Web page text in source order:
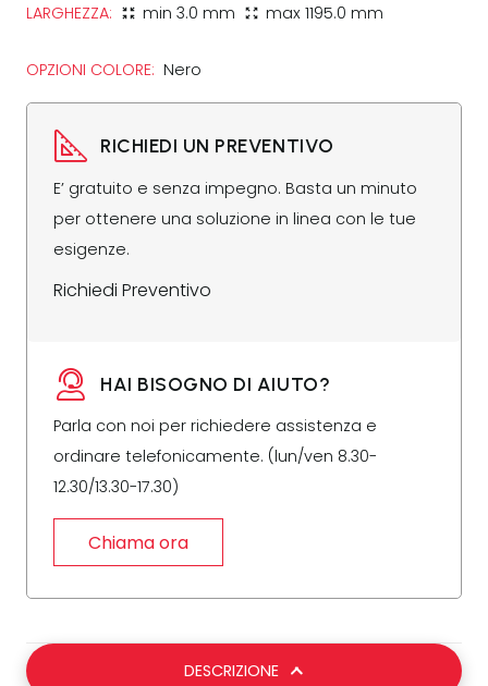
OPZIONI COLORE: Nero
LARGHEZZA:
zoom_in_map min 3.0 mm zoom_out_map max 1195.0 mm
RICHIEDI UN PREVENTIVO
E’ gratuito e senza impegno. Basta un minuto
per ottenere una soluzione in linea con le tue
esigenze.
Richiedi Preventivo
HAI BISOGNO DI AIUTO?
Parla con noi per richiedere assistenza e
ordinare telefonicamente. (lun/ven 8.30-
12.30/13.30-17.30)
Chiama ora
DESCRIZIONE